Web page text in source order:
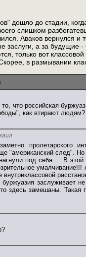
дошло до стадии,
слишком
Аваков вернулся
заслуги, а за будущие
только вот
в размывании
что российская
как втирают
пролетарского
"американский след".
под себя ... В этой
внутриклассовой
заслуживает
здесь замешаны.